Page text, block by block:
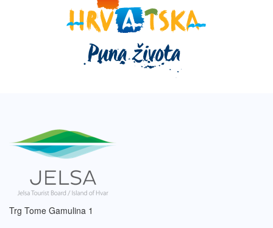
Trg Tome Gamulina 1